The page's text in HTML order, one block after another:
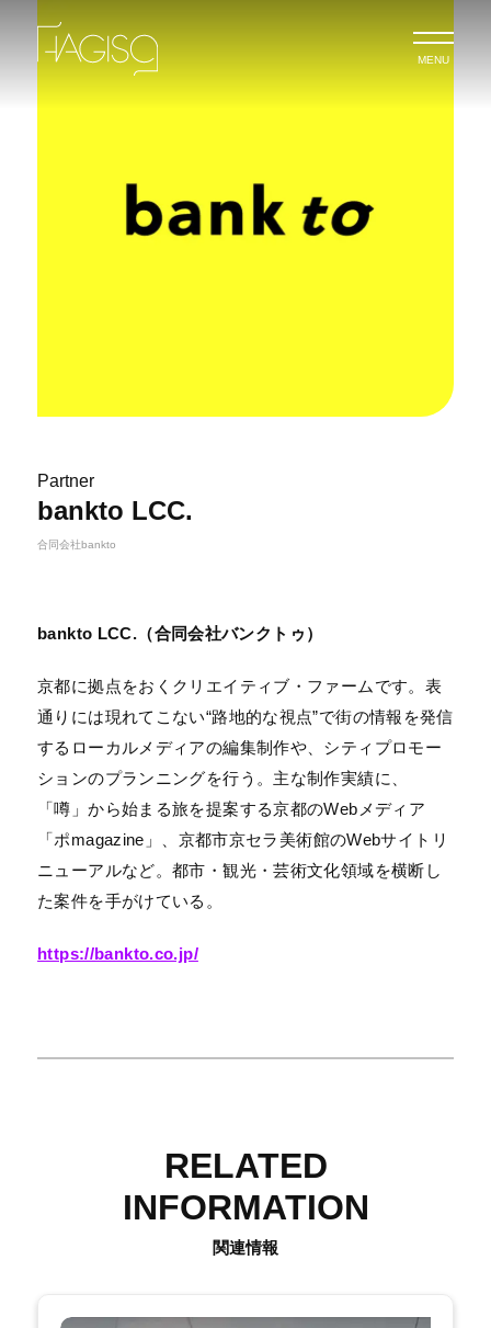
MENU
Partner
bankto LCC.
合同会社bankto
bankto LCC.（合同会社バンクトゥ）
京都に拠点をおくクリエイティブ・ファームです。表
通りには現れてこない“路地的な視点”で街の情報を発信
するローカルメディアの編集制作や、シティプロモー
ションのプランニングを行う。主な制作実績に、
「噂」から始まる旅を提案する京都のWebメディア
「ポmagazine」、京都市京セラ美術館のWebサイトリ
ニューアルなど。都市・観光・芸術文化領域を横断し
た案件を手がけている。
https://bankto.co.jp/
RELATED
INFORMATION
関連情報